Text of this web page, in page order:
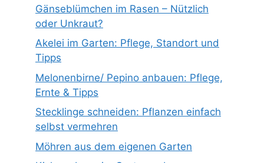
Gänseblümchen im Rasen – Nützlich
oder Unkraut?
Akelei im Garten: Pflege, Standort und
Tipps
Melonenbirne/ Pepino anbauen: Pflege,
Ernte & Tipps
Stecklinge schneiden: Pflanzen einfach
selbst vermehren
Möhren aus dem eigenen Garten